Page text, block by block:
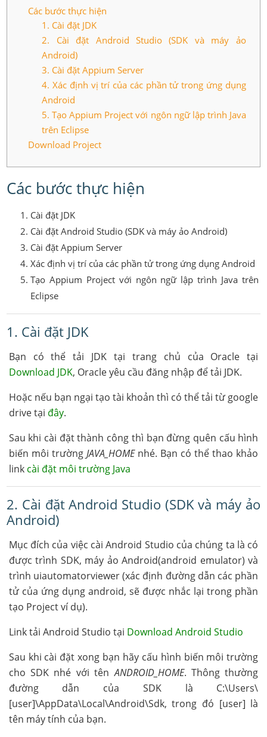
Các bước thực hiện
1. Cài đặt JDK
2. Cài đặt Android Studio (SDK và máy ảo
Android)
3. Cài đặt Appium Server
4. Xác định vị trí của các phần tử trong ứng dụng
Android
5. Tạo Appium Project với ngôn ngữ lập trình Java
trên Eclipse
Download Project
Các bước thực hiện
Cài đặt JDK
Cài đặt Android Studio (SDK và máy ảo Android)
Cài đặt Appium Server
Xác định vị trí của các phần tử trong ứng dụng Android
Tạo Appium Project với ngôn ngữ lập trình Java trên
Eclipse
1. Cài đặt JDK
Bạn có thể tải JDK tại trang chủ của Oracle tại
Download JDK, Oracle yêu cầu đăng nhập để tải JDK.
Hoặc nếu bạn ngại tạo tài khoản thì có thể tải từ google
drive tại đây.
Sau khi cài đặt thành công thì bạn đừng quên cấu hình
biến môi trường JAVA_HOMEnhé. Bạn có thể thao khảo
link cài đặt môi trường Java
2. Cài đặt Android Studio (SDK và máy ảo
Android)
Mục đích của việc cài Android Studio của chúng ta là có
được trình SDK, máy ảo Android(android emulator) và
trình uiautomatorviewer (xác định đường dẫn các phần
tử của ứng dụng android, sẽ được nhắc lại trong phần
tạo Project ví dụ).
Link tải Android Studio tại Download Android Studio
Sau khi cài đặt xong bạn hãy cấu hình biến môi trường
cho SDK nhé với tênANDROID_HOME. Thông thường
đường dẫn của SDK là C:\Users\
[user]\AppData\Local\Android\Sdk, trong đó [user] là
tên máy tính của bạn.